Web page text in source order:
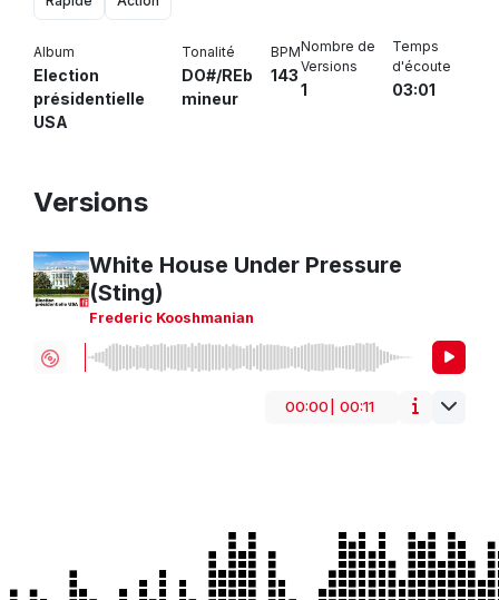
Album
Election
présidentielle
USA
Tonalité
DO#/REb
mineur
BPM
143
Nombre de
Versions
1
Temps
d'écoute
03:01
Versions
White House Under Pressure
(Sting)
Frederic Kooshmanian
00:00 00:11
Science Show Business
Technic Weather Report En conduite Sombre